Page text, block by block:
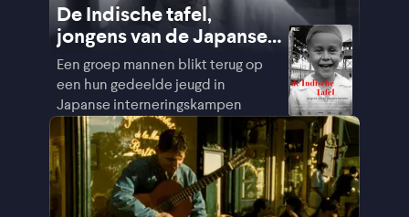
De Indische tafel,
jongens van de Japanse
kampen
Een groep mannen blikt terug op
een hun gedeelde jeugd in
Japanse interneringskampen